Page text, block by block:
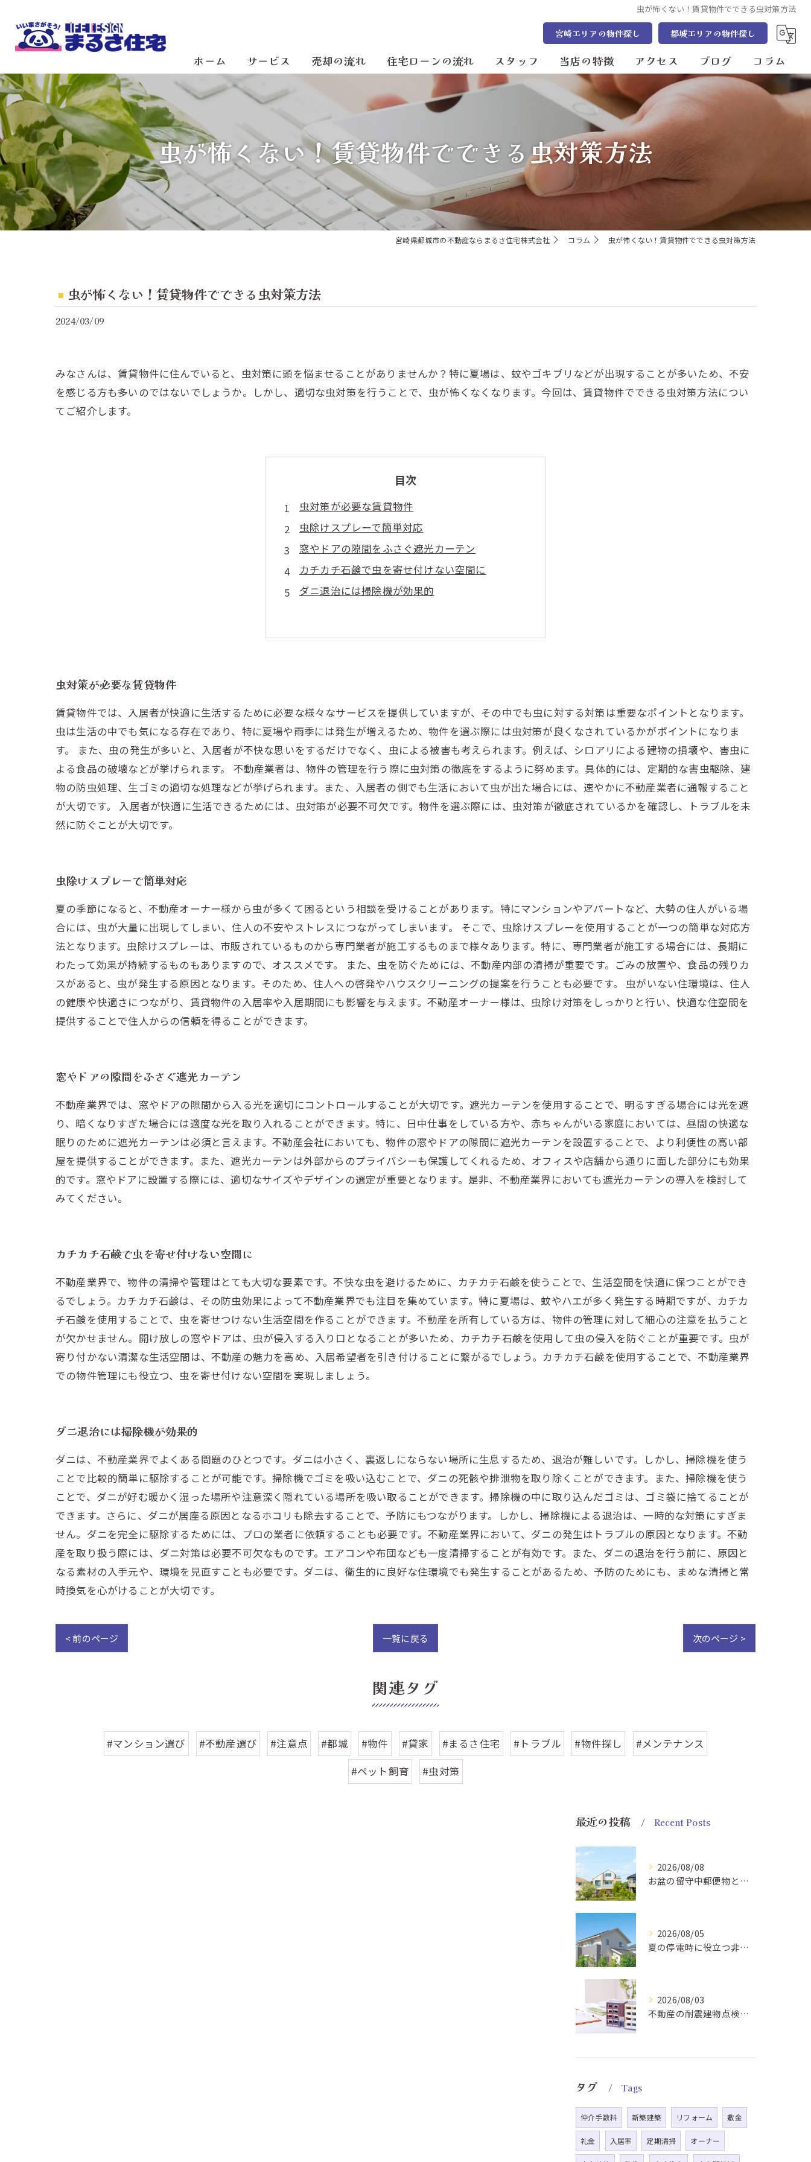
虫が怖くない！賃貸物件でできる虫対策方法
宮崎エリアの物件探し 都城エリアの物件探し
ホーム サービス 売却の流れ 住宅ローンの流れ スタッフ 当店の特徴
管理
宮崎市の不動産
アクセス
まるさ住宅株式会社 都城本店
まるさ住宅株式会社 宮崎店
ブログ コラム
虫が怖くない！賃貸物件でできる虫対策方法
宮崎県都城市の不動産ならまるさ住宅株式会社 コラム 虫が怖くない！賃貸物件でできる虫対策方法
虫が怖くない！賃貸物件でできる虫対策方法
2024/03/09
みなさんは、賃貸物件に住んでいると、虫対策に頭を悩ませることがありませんか？特に夏場は、蚊やゴキブリなどが出現することが多いため、不安
を感じる方も多いのではないでしょうか。しかし、適切な虫対策を行うことで、虫が怖くなくなります。今回は、賃貸物件でできる虫対策方法につい
てご紹介します。
目次
虫対策が必要な賃貸物件
虫除けスプレーで簡単対応
窓やドアの隙間をふさぐ遮光カーテン
カチカチ石鹸で虫を寄せ付けない空間に
ダニ退治には掃除機が効果的
虫対策が必要な賃貸物件
賃貸物件では、入居者が快適に生活するために必要な様々なサービスを提供していますが、その中でも虫に対する対策は重要なポイントとなります。
虫は生活の中でも気になる存在であり、特に夏場や雨季には発生が増えるため、物件を選ぶ際には虫対策が良くなされているかがポイントになりま
す。 また、虫の発生が多いと、入居者が不快な思いをするだけでなく、虫による被害も考えられます。例えば、シロアリによる建物の損壊や、害虫に
よる食品の破壊などが挙げられます。 不動産業者は、物件の管理を行う際に虫対策の徹底をするように努めます。具体的には、定期的な害虫駆除、建
物の防虫処理、生ゴミの適切な処理などが挙げられます。また、入居者の側でも生活において虫が出た場合には、速やかに不動産業者に通報すること
が大切です。 入居者が快適に生活できるためには、虫対策が必要不可欠です。物件を選ぶ際には、虫対策が徹底されているかを確認し、トラブルを未
然に防ぐことが大切です。
虫除けスプレーで簡単対応
夏の季節になると、不動産オーナー様から虫が多くて困るという相談を受けることがあります。特にマンションやアパートなど、大勢の住人がいる場
合には、虫が大量に出現してしまい、住人の不安やストレスにつながってしまいます。 そこで、虫除けスプレーを使用することが一つの簡単な対応方
法となります。虫除けスプレーは、市販されているものから専門業者が施工するものまで様々あります。特に、専門業者が施工する場合には、長期に
わたって効果が持続するものもありますので、オススメです。 また、虫を防ぐためには、不動産内部の清掃が重要です。ごみの放置や、食品の残りカ
スがあると、虫が発生する原因となります。そのため、住人への啓発やハウスクリーニングの提案を行うことも必要です。 虫がいない住環境は、住人
の健康や快適さにつながり、賃貸物件の入居率や入居期間にも影響を与えます。不動産オーナー様は、虫除け対策をしっかりと行い、快適な住空間を
提供することで住人からの信頼を得ることができます。
窓やドアの隙間をふさぐ遮光カーテン
不動産業界では、窓やドアの隙間から入る光を適切にコントロールすることが大切です。遮光カーテンを使用することで、明るすぎる場合には光を遮
り、暗くなりすぎた場合には適度な光を取り入れることができます。特に、日中仕事をしている方や、赤ちゃんがいる家庭においては、昼間の快適な
眠りのために遮光カーテンは必須と言えます。不動産会社においても、物件の窓やドアの隙間に遮光カーテンを設置することで、より利便性の高い部
屋を提供することができます。また、遮光カーテンは外部からのプライバシーも保護してくれるため、オフィスや店舗から通りに面した部分にも効果
的です。窓やドアに設置する際には、適切なサイズやデザインの選定が重要となります。是非、不動産業界においても遮光カーテンの導入を検討して
みてください。
カチカチ石鹸で虫を寄せ付けない空間に
不動産業界で、物件の清掃や管理はとても大切な要素です。不快な虫を避けるために、カチカチ石鹸を使うことで、生活空間を快適に保つことができ
るでしょう。カチカチ石鹸は、その防虫効果によって不動産業界でも注目を集めています。特に夏場は、蚊やハエが多く発生する時期ですが、カチカ
チ石鹸を使用することで、虫を寄せつけない生活空間を作ることができます。不動産を所有している方は、物件の管理に対して細心の注意を払うこと
が欠かせません。開け放しの窓やドアは、虫が侵入する入り口となることが多いため、カチカチ石鹸を使用して虫の侵入を防ぐことが重要です。虫が
寄り付かない清潔な生活空間は、不動産の魅力を高め、入居希望者を引き付けることに繋がるでしょう。カチカチ石鹸を使用することで、不動産業界
での物件管理にも役立つ、虫を寄せ付けない空間を実現しましょう。
ダニ退治には掃除機が効果的
ダニは、不動産業界でよくある問題のひとつです。ダニは小さく、裏返しにならない場所に生息するため、退治が難しいです。しかし、掃除機を使う
ことで比較的簡単に駆除することが可能です。掃除機でゴミを吸い込むことで、ダニの死骸や排泄物を取り除くことができます。また、掃除機を使う
ことで、ダニが好む暖かく湿った場所や注意深く隠れている場所を吸い取ることができます。掃除機の中に取り込んだゴミは、ゴミ袋に捨てることが
できます。さらに、ダニが居座る原因となるホコリも除去することで、予防にもつながります。しかし、掃除機による退治は、一時的な対策にすぎま
せん。ダニを完全に駆除するためには、プロの業者に依頼することも必要です。不動産業界において、ダニの発生はトラブルの原因となります。不動
産を取り扱う際には、ダニ対策は必要不可欠なものです。エアコンや布団なども一度清掃することが有効です。また、ダニの退治を行う前に、原因と
なる素材の入手元や、環境を見直すことも必要です。ダニは、衛生的に良好な住環境でも発生することがあるため、予防のためにも、まめな清掃と常
時換気を心がけることが大切です。
< 前のページ 一覧に戻る 次のページ >
関連タグ
#マンション選び #不動産選び #注意点 #都城 #物件 #貸家 #まるさ住宅 #トラブル #物件探し
#メンテナンス
#ペット飼育
#虫対策
最近の投稿 Recent Posts
2026/08/08
お盆の留守中郵便物と戸締り防犯策
2026/08/05
夏の停電時に役立つ非常食と快適グッズ
2026/08/03
不動産の耐震建物点検基準解説
タグ Tags
仲介手数料 新築建築 リフォーム 敷金
礼金 入居率 定期清掃 オーナー